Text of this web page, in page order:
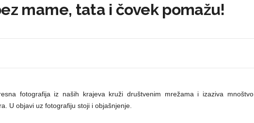
a
c
mame, tata i čovek pomažu!
fotografija iz naših krajeva kruži društvenim mrežama i izaziva mnoštvo
U objavi uz fotografiju stoji i objašnjenje.